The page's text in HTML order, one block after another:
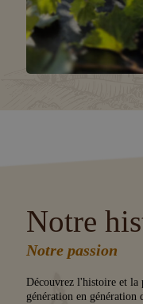
Notre
Notre passion
Découvrez l'histoire et la
génération en génération